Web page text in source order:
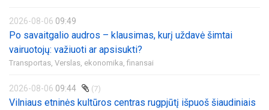
2026-08-06 09:49
Po savaitgalio audros – klausimas, kurį uždavė šimtai
vairuotojų: važiuoti ar apsisukti?
Transportas, Verslas, ekonomika, finansai
2026-08-06 09:44 (7)
Vilniaus etninės kultūros centras rugpjūtį išpuoš šiaudiniais